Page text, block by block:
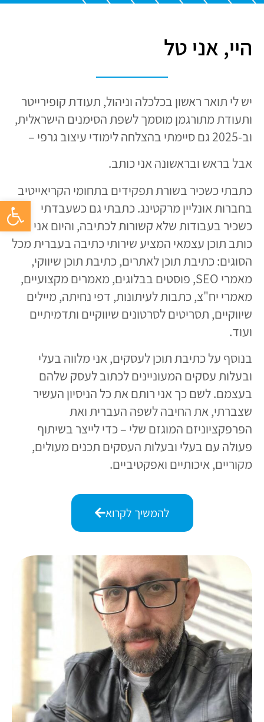
פתח
היי, אני טל
יש לי תואר ראשון בכלכלה וניהול, תעודת קופירייטר
ותעודת מתורגמן מוסמך לשפת הסימנים הישראלית,
וב-2025 גם סיימתי בהצלחה לימודי עיצוב גרפי –
אבל בראש ובראשונה אני כותב.
כתבתי כשכיר בשורת תפקידים בתחומי הקריאייטיב
בחברות אונליין מרקטינג. כתבתי גם כשעבדתי
כשכיר בעבודות שלא קשורות לכתיבה, והיום אני
כותב תוכן עצמאי המציע שירותי כתיבה בעברית מכל
הסוגים: כתיבת תוכן לאתרים, כתיבת תוכן שיווקי,
מאמרי SEO, פוסטים בבלוגים, מאמרים מקצועיים,
מאמרי יח"צ, כתבות לעיתונות, דפי נחיתה, מיילים
שיווקיים, תסריטים לסרטונים שיווקיים ותדמיתיים
ועוד.
בנוסף על כתיבת תוכן לעסקים, אני מלווה בעלי
ובעלות עסקים המעוניינים לכתוב לעסק שלהם
בעצמם. לשם כך אני רותם את כל הניסיון העשיר
שצברתי, את החיבה לשפה העברית ואת
הפרפקציוניזם המוגזם שלי – כדי לייצר בשיתוף
פעולה עם בעלי ובעלות העסקים תכנים מעולים,
מקוריים, איכותיים ואפקטיביים.
להמשיך לקרוא